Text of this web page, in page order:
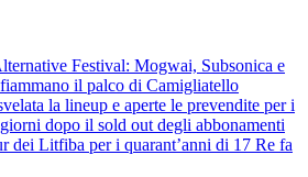
Festival: Mogwai, Subsonica e
il palco di Camigliatello
la lineup e aperte le prevendite per i
dopo il sold out degli abbonamenti
dei Litfiba per i quarant’anni di 17 Re fa